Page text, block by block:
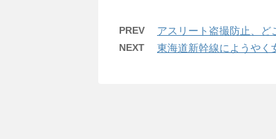
PREV アスリート盗撮防止、
NEXT 東海道新幹線にようや